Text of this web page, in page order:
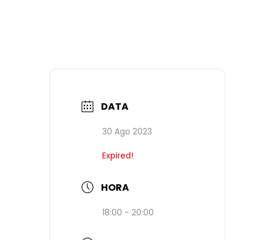
DATA
30 Ago 2023
Expired!
HORA
18:00 - 20:00